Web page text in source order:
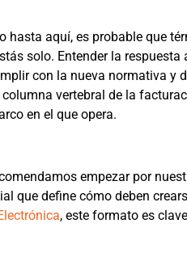
hasta aquí, es probable que
solo. Entender la respuesta
con la nueva normativa y
vertebral de la
en el que opera.
empezar por
que define cómo deben
, este formato es